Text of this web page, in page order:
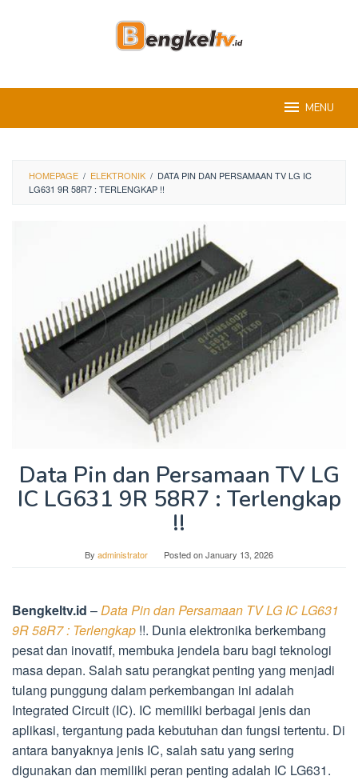
MENU
HOMEPAGE / ELEKTRONIK / DATA PIN DAN PERSAMAAN TV LG IC
LG631 9R 58R7 : TERLENGKAP !!
Data Pin dan Persamaan TV LG
IC LG631 9R 58R7 : Terlengkap
!!
By administrator Posted onJanuary 13, 2026
Bengkeltv.id – Data Pin dan Persamaan TV LG IC LG631
9R 58R7 : Terlengkap !!. Dunia elektronika berkembang
pesat dan inovatif, membuka jendela baru bagi teknologi
masa depan. Salah satu perangkat penting yang menjadi
tulang punggung dalam perkembangan ini adalah
Integrated Circuit (IC). IC memiliki berbagai jenis dan
aplikasi, tergantung pada kebutuhan dan fungsi tertentu. Di
antara banyaknya jenis IC, salah satu yang sering
digunakan dan memiliki peran penting adalah IC LG631.